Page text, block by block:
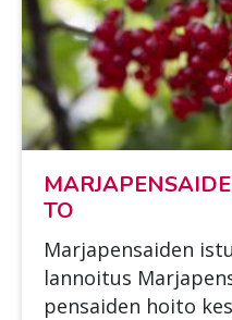
TO
Mar­ja­pen­sai­den
lan­noi­tus
pen­sai­den hoi­to